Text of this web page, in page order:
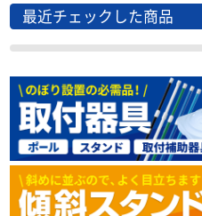
最近チェックした商品